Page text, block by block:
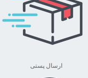
ارسال پستی